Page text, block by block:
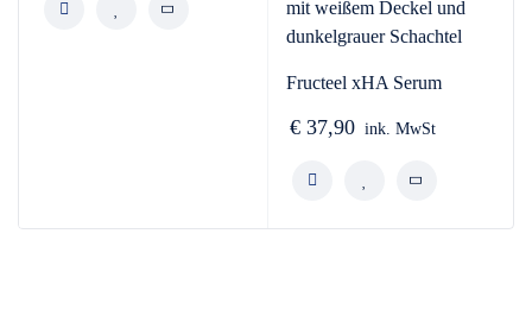
Fructeel xHA Serum
€ 37,90 ink. MwSt